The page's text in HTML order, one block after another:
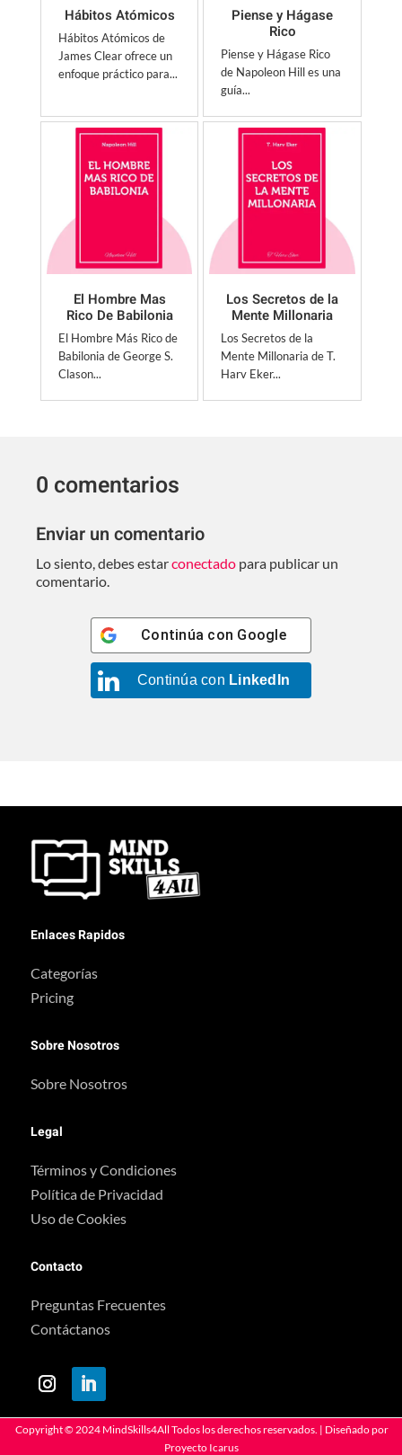
Hábitos Atómicos
Hábitos Atómicos de
James Clear ofrece un
enfoque práctico para...
Piense y Hágase
Rico
Piense y Hágase Rico
de Napoleon Hill es una
guía...
El Hombre Mas
Rico De Babilonia
El Hombre Más Rico de
Babilonia de George S.
Clason...
Los Secretos de la
Mente Millonaria
Los Secretos de la
Mente Millonaria de T.
Harv Eker...
0 comentarios
Enviar un comentario
Lo siento, debes estarconectado para publicar un
comentario.
Continúa con Google
Continúa con LinkedIn
Enlaces Rapidos
Categorías
Pricing
Sobre Nosotros
Sobre Nosotros
Legal
Términos y Condiciones
Política de Privacidad
Uso de Cookies
Contacto
Preguntas Frecuentes
Contáctanos
Copyright © 2024 MindSkills4All Todos los derechos reservados. | Diseñado por
Proyecto Icarus